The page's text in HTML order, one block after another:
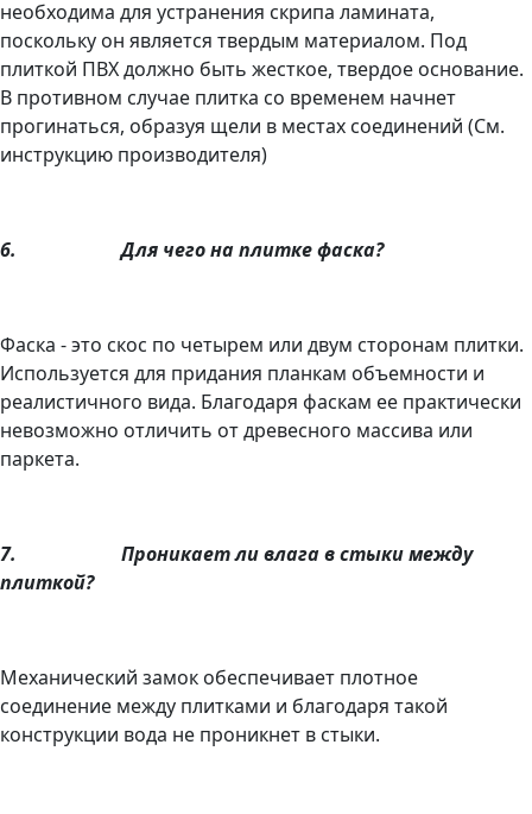
необходима для устранения скрипа ламината,
поскольку он является твердым материалом. Под
плиткой ПВХ должно быть жесткое, твердое основание.
В противном случае плитка со временем начнет
прогинаться, образуя щели в местах соединений (См.
инструкцию производителя)
6.Для чего на плиткефаска?
Фаска - это скос по четырем или двум сторонам плитки.
Используется для придания планкам объемности и
реалистичного вида. Благодаря фаскам ее практически
невозможно отличить от древесного массива или
паркета.
7. Проникает ли влага в стыки между
плиткой?
Механический замок обеспечивает плотное
соединение между плитками и благодаря такой
конструкции вода не проникнет в стыки.